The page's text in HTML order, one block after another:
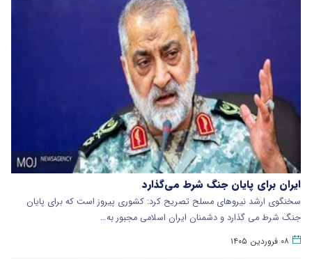
ایران برای پایان جنگ شرط می‌گذارد
سخنگوی ارشد نیروهای مسلح تصریح کرد: کشوری پیروز است که برای پایان
جنگ شرط می گذارد و دشمنان ایران اسلامی مجبور به…
۰۸ فروردین ۱۴۰۵